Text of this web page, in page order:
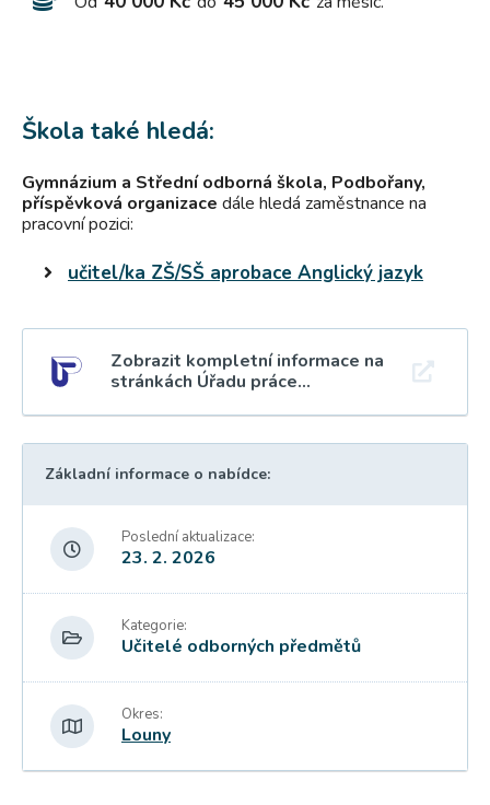
Škola také hledá:
Gymnázium a Střední odborná škola, Podbořany,
příspěvková organizace dále hledá zaměstnance na
pracovní pozici:
učitel/ka ZŠ/SŠ aprobace Anglický jazyk
Zobrazit kompletní informace na
stránkách Úřadu práce...
Základní informace o nabídce:
Poslední aktualizace:
23. 2. 2026
Kategorie:
Učitelé odborných předmětů
Okres:
Louny